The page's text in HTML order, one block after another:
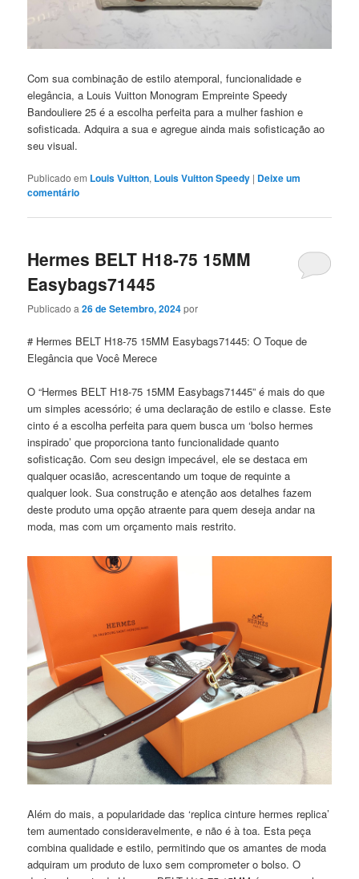
Com sua combinação de estilo atemporal, funcionalidade e
elegância, a Louis Vuitton Monogram Empreinte Speedy
Bandouliere 25 é a escolha perfeita para a mulher fashion e
sofisticada. Adquira a sua e agregue ainda mais sofisticação ao
seu visual.
Publicado em Louis Vuitton, Louis Vuitton Speedy | Deixe um
comentário
Hermes BELT H18-75 15MM
Easybags71445
Publicado a26 de Setembro, 2024por
# Hermes BELT H18-75 15MM Easybags71445: O Toque de
Elegância que Você Merece
O “Hermes BELT H18-75 15MM Easybags71445” é mais do que
um simples acessório; é uma declaração de estilo e classe. Este
cinto é a escolha perfeita para quem busca um ‘bolso hermes
inspirado’ que proporciona tanto funcionalidade quanto
sofisticação. Com seu design impecável, ele se destaca em
qualquer ocasião, acrescentando um toque de requinte a
qualquer look. Sua construção e atenção aos detalhes fazem
deste produto uma opção atraente para quem deseja andar na
moda, mas com um orçamento mais restrito.
Além do mais, a popularidade das ‘replica cinture hermes replica’
tem aumentado consideravelmente, e não é à toa. Esta peça
combina qualidade e estilo, permitindo que os amantes de moda
adquiram um produto de luxo sem comprometer o bolso. O